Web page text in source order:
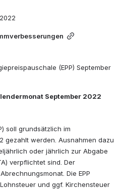
(EPP) September
September 2022
soll grundsätzlich im
gezahlt werden. Ausnahmen dazu
oder jährlich zur Abgabe
verpflichtet sind. Der
Die EPP
und ggf. Kirchensteuer